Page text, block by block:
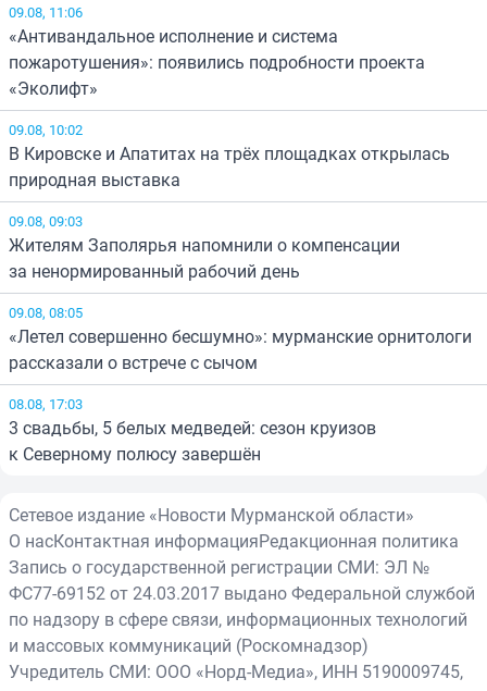
09.08, 11:06
«Антивандальное исполнение и система
пожаротушения»: появились подробности проекта
«Эколифт»
09.08, 10:02
В Кировске и Апатитах на трёх площадках открылась
природная выставка
09.08, 09:03
Жителям Заполярья напомнили о компенсации
за ненормированный рабочий день
09.08, 08:05
«Летел совершенно бесшумно»: мурманские орнитологи
рассказали о встрече с сычом
08.08, 17:03
3 свадьбы, 5 белых медведей: сезон круизов
к Северному полюсу завершён
Сетевое издание «Новости Мурманской области»
О насКонтактная информацияРедакционная политика
Запись о государственной регистрации СМИ: ЭЛ №
ФС77-69152 от 24.03.2017 выдано Федеральной службой
по надзору в сфере связи, информационных технологий
и массовых коммуникаций (Роскомнадзор)
Учредитель СМИ: ООО «Норд-Медиа», ИНН 5190009745,